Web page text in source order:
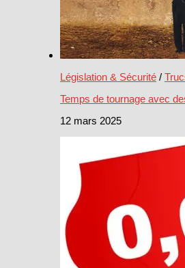
Législation & Sécurité /
Temps de tournage avec
12 mars 2025